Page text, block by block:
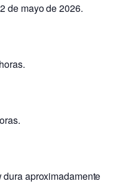
de mayo de 2026.
dura aproximadamente